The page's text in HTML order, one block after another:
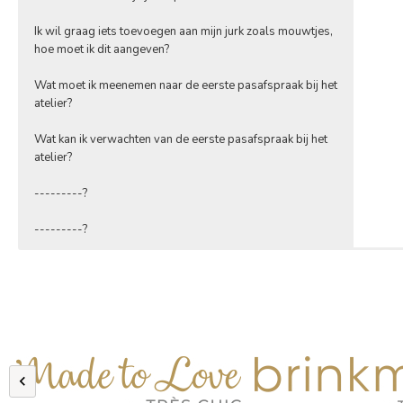
Ik wil graag iets toevoegen aan mijn jurk zoals mouwtjes,
hoe moet ik dit aangeven?
Wat moet ik meenemen naar de eerste pasafspraak bij het
atelier?
Wat kan ik verwachten van de eerste pasafspraak bij het
atelier?
---------?
---------?